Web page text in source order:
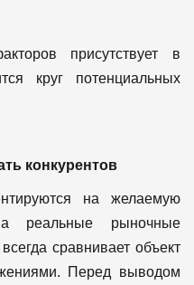
присутствует в
круг потенциальных
конкурентов
на желаемую
рыночные
сравнивает объект
Перед выводом